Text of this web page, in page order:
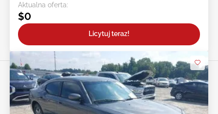
Aktualna oferta:
$0
Licytuj teraz!